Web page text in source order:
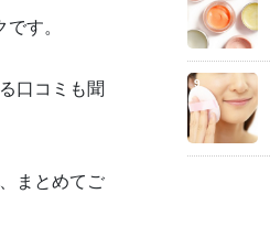
す。
口コミも聞
まとめてご